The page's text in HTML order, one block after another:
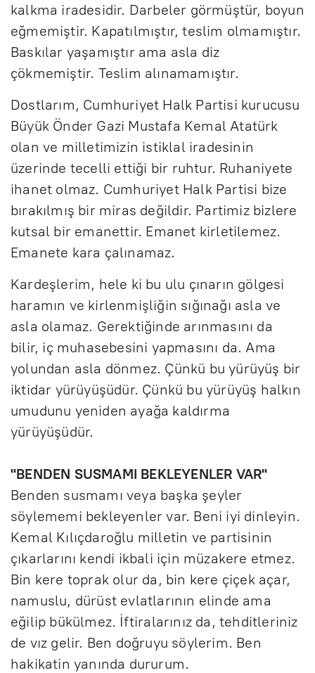
kalkma iradesidir. Darbeler görmüştür, boyun
eğmemiştir. Kapatılmıştır, teslim olmamıştır.
Baskılar yaşamıştır ama asla diz
çökmemiştir. Teslim alınamamıştır.
Dostlarım, Cumhuriyet Halk Partisi kurucusu
Büyük Önder Gazi Mustafa Kemal Atatürk
olan ve milletimizin istiklal iradesinin
üzerinde tecelli ettiği bir ruhtur. Ruhaniyete
ihanet olmaz. Cumhuriyet Halk Partisi bize
bırakılmış bir miras değildir. Partimiz bizlere
kutsal bir emanettir. Emanet kirletilemez.
Emanete kara çalınamaz.
Kardeşlerim, hele ki bu ulu çınarın gölgesi
haramın ve kirlenmişliğin sığınağı asla ve
asla olamaz. Gerektiğinde arınmasını da
bilir, iç muhasebesini yapmasını da. Ama
yolundan asla dönmez. Çünkü bu yürüyüş bir
iktidar yürüyüşüdür. Çünkü bu yürüyüş halkın
umudunu yeniden ayağa kaldırma
yürüyüşüdür.
"BENDEN SUSMAMI BEKLEYENLER VAR"
Benden susmamı veya başka şeyler
söylememi bekleyenler var. Beni iyi dinleyin.
Kemal Kılıçdaroğlu milletin ve partisinin
çıkarlarını kendi ikbali için müzakere etmez.
Bin kere toprak olur da, bin kere çiçek açar,
namuslu, dürüst evlatlarının elinde ama
eğilip bükülmez. İftiralarınız da, tehditleriniz
de vız gelir. Ben doğruyu söylerim. Ben
hakikatin yanında dururum.